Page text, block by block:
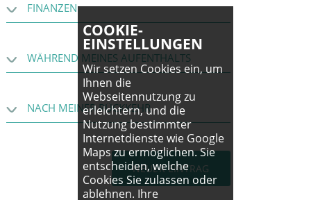
FINANZEN
WÄHREND MEINES AUFENTHALTS
NACH MEINER RÜCKKEHR
NEUER EINTRAG
COOKIE-
EINSTELLUNGEN
Wir setzen Cookies ein, um
Ihnen die
Webseitennutzung zu
erleichtern, und die
Nutzung bestimmter
Internetdienste wie Google
Maps zu ermöglichen. Sie
entscheiden, welche
Cookies Sie zulassen oder
ablehnen. Ihre